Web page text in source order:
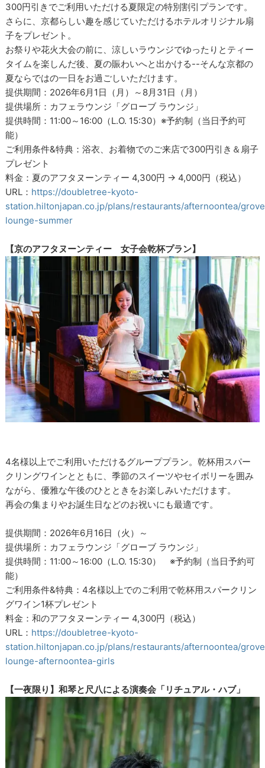
300円引きでご利用いただける夏限定の特別割引プランです。
さらに、京都らしい趣を感じていただけるホテルオリジナル扇
子をプレゼント。
お祭りや花火大会の前に、涼しいラウンジでゆったりとティー
タイムを楽しんだ後、夏の賑わいへと出かける--そんな京都の
夏ならではの一日をお過ごしいただけます。
提供期間：2026年6月1日（月）～8月31日（月）
提供場所：カフェラウンジ「グローブ ラウンジ」
提供時間：11:00～16:00（L.O. 15:30）※予約制（当日予約可
能）
ご利用条件&特典：浴衣、お着物でのご来店で300円引き＆扇子
プレゼント
料金：夏のアフタヌーンティー 4,300円 → 4,000円（税込）
URL： https://doubletree-kyoto-
station.hiltonjapan.co.jp/plans/restaurants/afternoontea/
lounge-summer
【京のアフタヌーンティー 女子会乾杯プラン】
4名様以上でご利用いただけるグループプラン。乾杯用スパー
クリングワインとともに、季節のスイーツやセイボリーを囲み
ながら、優雅な午後のひとときをお楽しみいただけます。
再会の集まりやお誕生日などのお祝いにも最適です。
提供期間：2026年6月16日（火）～
提供場所：カフェラウンジ「グローブ ラウンジ」
提供時間：11:00～16:00（L.O. 15:30） ※予約制（当日予約可
能）
ご利用条件&特典：4名様以上でのご利用で乾杯用スパークリン
グワイン1杯プレゼント
料金：和のアフタヌーンティー 4,300円（税込）
URL： https://doubletree-kyoto-
station.hiltonjapan.co.jp/plans/restaurants/afternoontea/
lounge-afternoontea-girls
【一夜限り】和琴と尺八による演奏会「リチュアル・ハブ」